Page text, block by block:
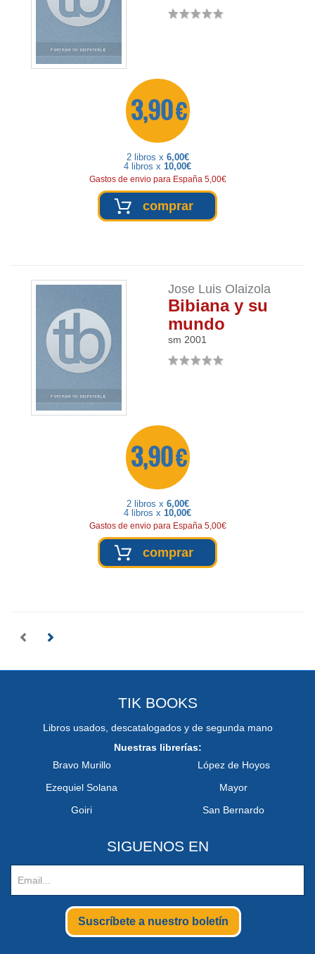
3,90 €
2 libros x 6,00€
4 libros x 10,00€
Gastos de envio para España 5,00€
comprar
Jose Luis Olaizola
Bibiana y su
mundo
sm 2001
3,90 €
2 libros x 6,00€
4 libros x 10,00€
Gastos de envio para España 5,00€
comprar
TIK BOOKS
Libros usados, descatalogados y de segunda mano
Nuestras librerías:
Bravo Murillo
Ezequiel Solana
Goiri
López de Hoyos
Mayor
San Bernardo
SIGUENOS EN
Suscríbete a nuestro boletín